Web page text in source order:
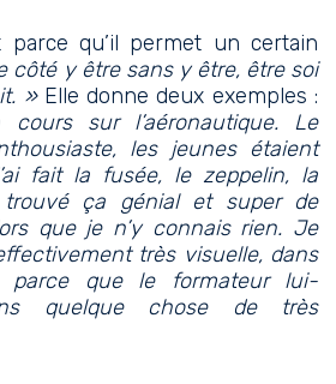
qu’il permet un certain
côté y être sans y être, être soi
» Elle donne deux exemples :
sur l’aéronautique. Le
les jeunes étaient
fait la fusée, le zeppelin, la
trouvé ça génial et super de
que je n’y connais rien. Je
très visuelle, dans
parce que le formateur lui-
quelque chose de très